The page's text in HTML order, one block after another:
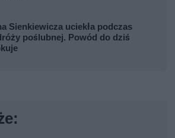
Sienkiewicza uciekła podczas
poślubnej. Powód do dziś